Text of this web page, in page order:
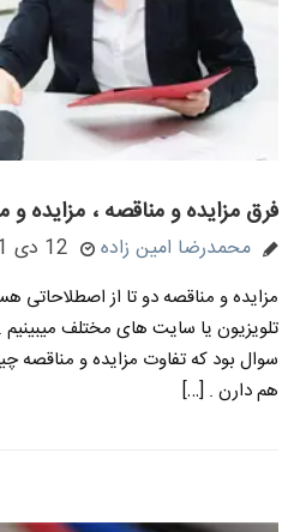
فرق مزایده و مناقصه ، مزایده و
محمدرضا امین زاده 12 دی 1401
مزایده و مناقصه دو تا از اصطلاحاتی
تلویزیون یا سایت های مختلف
سوال بود که تفاوت مزایده و مناقصه
هم دارن . […]